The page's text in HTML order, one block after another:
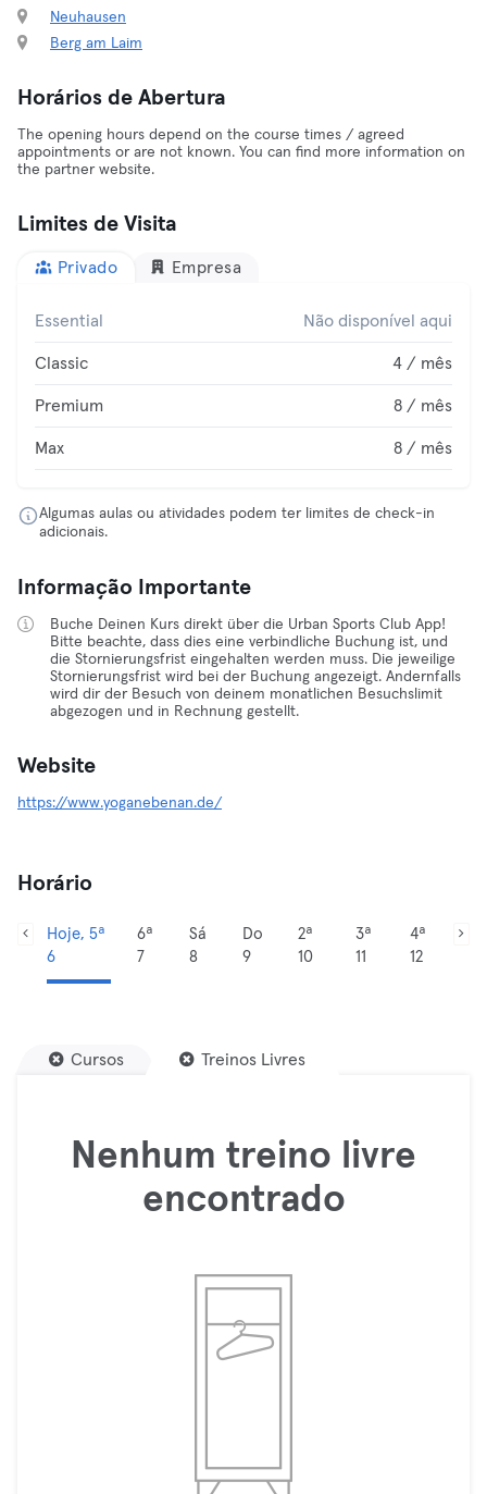
Neuhausen
Berg am Laim
Horários de Abertura
The opening hours depend on the course times / agreed
appointments or are not known. You can find more information on
the partner website.
Limites de Visita
Privado Empresa
Essential Não disponível aqui
Classic 4 / mês
Premium 8 / mês
Max 8 / mês
Algumas aulas ou atividades podem ter limites de check-in
adicionais.
Informação Importante
Buche Deinen Kurs direkt über die Urban Sports Club App!
Bitte beachte, dass dies eine verbindliche Buchung ist, und
die Stornierungsfrist eingehalten werden muss. Die jeweilige
Stornierungsfrist wird bei der Buchung angezeigt. Andernfalls
wird dir der Besuch von deinem monatlichen Besuchslimit
abgezogen und in Rechnung gestellt.
Website
https://www.yoganebenan.de/
Horário
Hoje, 5ª
6
6ª
7
Sá
8
Do
9
2ª
10
3ª
11
4ª
12
Cursos Treinos Livres
Nenhum treino livre
encontrado